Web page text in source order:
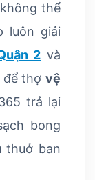
thể
luôn giải
2 và
để thợ vệ
trả lại
bong
thuở ban